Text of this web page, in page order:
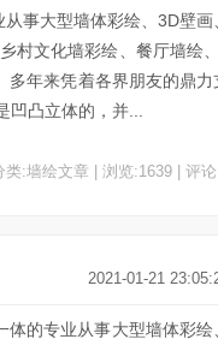
事大型墙体彩绘、3D壁画
村文化墙彩绘、餐厅墙绘
多年来凭着各界朋友的鼎力
凸立体的，并...
类:墙绘文章 | 浏览:1639 | 评
2021-01-21
的专业从事大型墙体彩绘